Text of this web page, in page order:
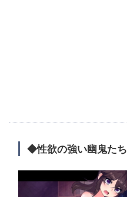
◆性欲の強い幽鬼たち